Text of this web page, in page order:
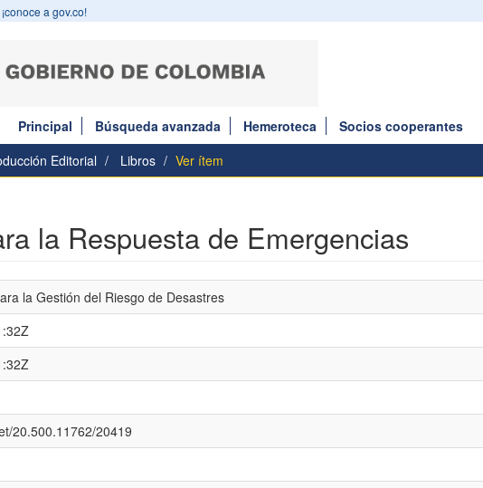
a gov.co!
Principal Búsqueda avanzada Hemeroteca
Socios cooperantes
Editorial Libros Ver ítem
la Respuesta de Emergencias
la Gestión del Riesgo de Desastres
20.500.11762/20419